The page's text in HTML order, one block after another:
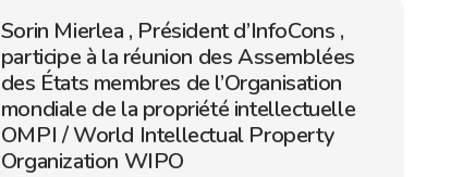
Sorin Mierlea , Président d’InfoCons ,
participe à la réunion des Assemblées
des États membres de l’Organisation
mondiale de la propriété intellectuelle
OMPI / World Intellectual Property
Organization WIPO